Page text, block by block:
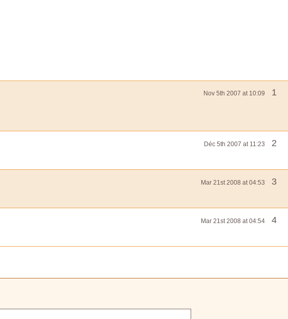
Nov 5th 2007 at 10:09 1
Déc 5th 2007 at 11:23 2
Mar 21st 2008 at 04:53 3
Mar 21st 2008 at 04:54 4